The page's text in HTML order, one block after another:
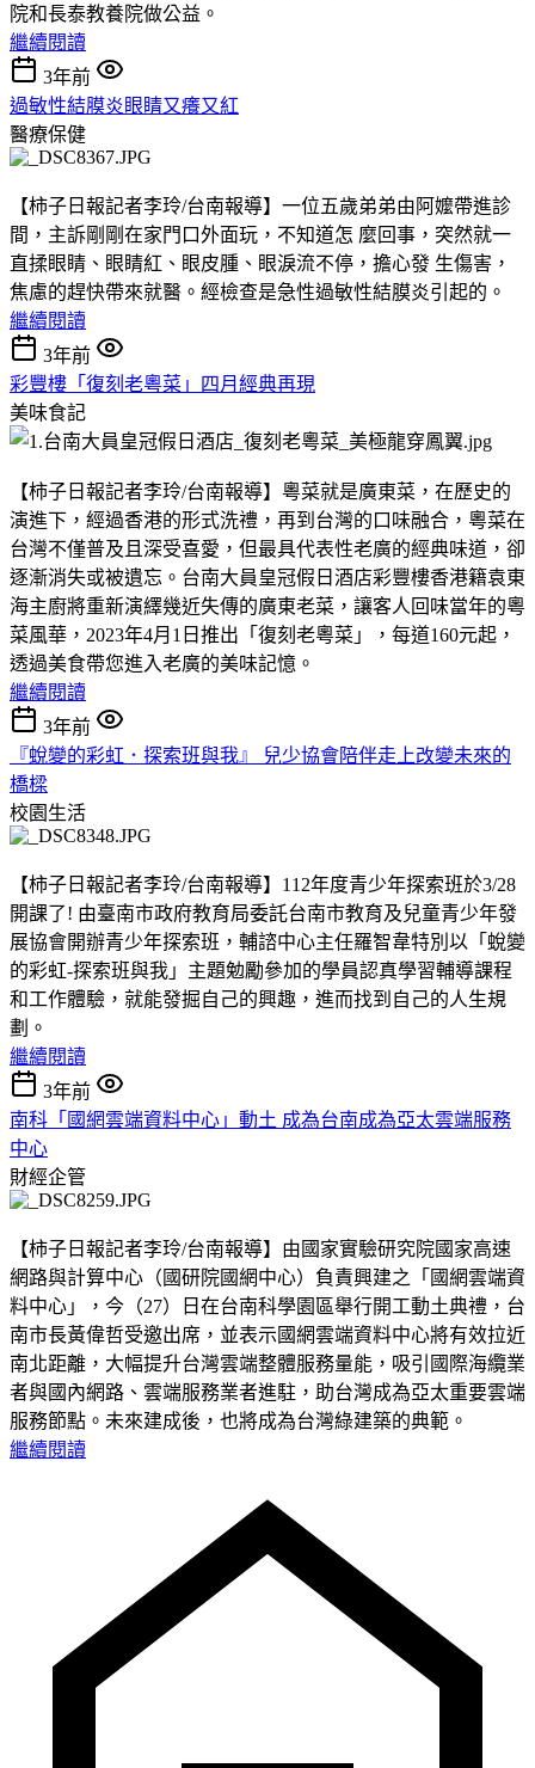
院和長泰教養院做公益。
繼續閱讀
3年前
過敏性結膜炎眼睛又癢又紅
醫療保健
【柿子日報記者李玲/台南報導】一位五歲弟弟由阿嬤帶進診
間，主訴剛剛在家門口外面玩，不知道怎 麼回事，突然就一
直揉眼睛、眼睛紅、眼皮腫、眼淚流不停，擔心發 生傷害，
焦慮的趕快帶來就醫。經檢查是急性過敏性結膜炎引起的。
繼續閱讀
3年前
彩豐樓「復刻老粵菜」四月經典再現
美味食記
【柿子日報記者李玲/台南報導】粵菜就是廣東菜，在歷史的
演進下，經過香港的形式洗禮，再到台灣的口味融合，粵菜在
台灣不僅普及且深受喜愛，但最具代表性老廣的經典味道，卻
逐漸消失或被遺忘。台南大員皇冠假日酒店彩豐樓香港籍袁東
海主廚將重新演繹幾近失傳的廣東老菜，讓客人回味當年的粵
菜風華，2023年4月1日推出「復刻老粵菜」，每道160元起，
透過美食帶您進入老廣的美味記憶。
繼續閱讀
3年前
『蛻變的彩虹．探索班與我』 兒少協會陪伴走上改變未來的
橋樑
校園生活
【柿子日報記者李玲/台南報導】112年度青少年探索班於3/28
開課了! 由臺南市政府教育局委託台南市教育及兒童青少年發
展協會開辦青少年探索班，輔諮中心主任羅智韋特別以「蛻變
的彩虹-探索班與我」主題勉勵參加的學員認真學習輔導課程
和工作體驗，就能發掘自己的興趣，進而找到自己的人生規
劃。
繼續閱讀
3年前
南科「國網雲端資料中心」動土 成為台南成為亞太雲端服務
中心
財經企管
【柿子日報記者李玲/台南報導】由國家實驗研究院國家高速
網路與計算中心（國研院國網中心）負責興建之「國網雲端資
料中心」，今（27）日在台南科學園區舉行開工動土典禮，台
南市長黃偉哲受邀出席，並表示國網雲端資料中心將有效拉近
南北距離，大幅提升台灣雲端整體服務量能，吸引國際海纜業
者與國內網路、雲端服務業者進駐，助台灣成為亞太重要雲端
服務節點。未來建成後，也將成為台灣綠建築的典範。
繼續閱讀